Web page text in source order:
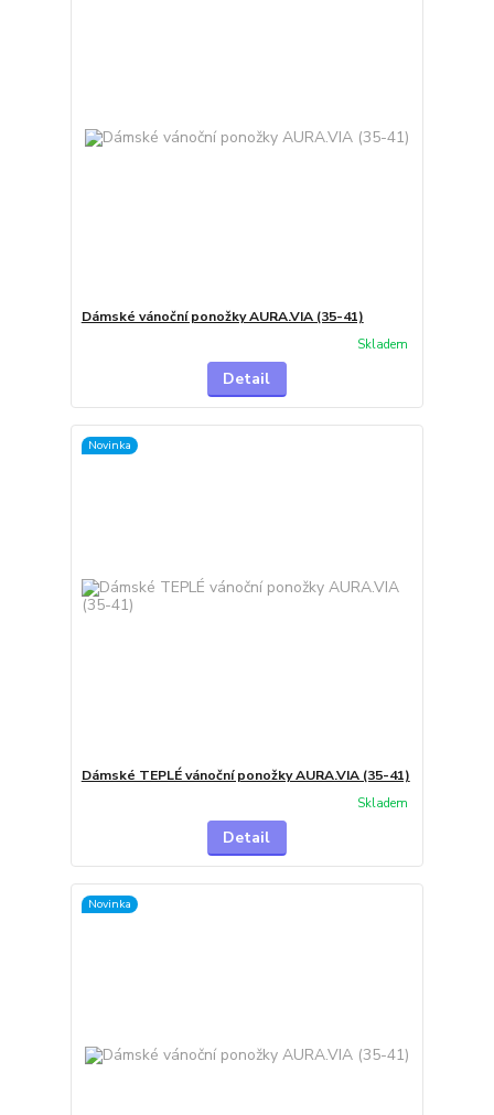
Dámské vánoční ponožky AURA.VIA (35-41)
Skladem
Detail
Novinka
Dámské TEPLÉ vánoční ponožky AURA.VIA (35-41)
Skladem
Detail
Novinka